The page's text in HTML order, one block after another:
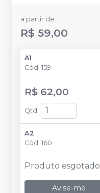
a partir de:
R$ 59,00
A1
Cód. 159
R$ 62,00
Qtd :
A2
Cód. 160
Produto esgotado
Avise-me